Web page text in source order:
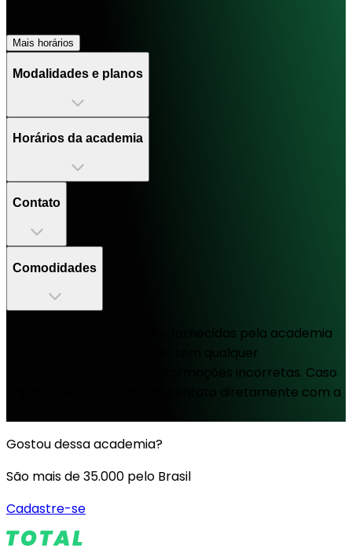
Mais horários
Modalidades e planos
Horários da academia
Contato
Comodidades
Todas as informações são fornecidas pela academia
parceira e a TotalPass não tem qualquer
responsabilidade sobre informações incorretas. Caso
hajam dúvidas, entrar em contato diretamente com a
Gostou dessa academia?
São mais de 35.000 pelo Brasil
Cadastre-se